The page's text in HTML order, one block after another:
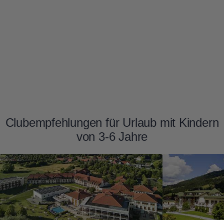
Clubempfehlungen für Urlaub mit Kindern
von 3-6 Jahre